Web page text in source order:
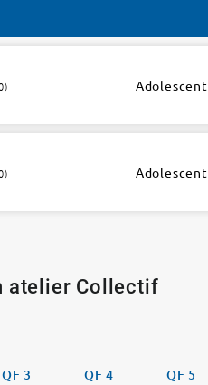
Adolescent
Adolescent
atelier Collectif
QF 3 QF 4 QF 5